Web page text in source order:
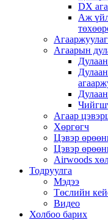
DX
Аж
Агаарын
Агаар
Хөргөгч
Цэвэр
Цэвэр
Airwoods
Тодруулга
Мэдээ
Төслийн
Видео
Холбоо барих